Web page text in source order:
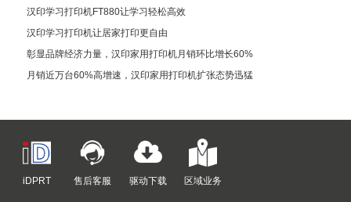
汉印学习打印机FT880让学习轻松高效
汉印学习打印机让居家打印更自由
彰显品牌经济力量，汉印家用打印机月销环比增长60%
月销近万台60%高增速，汉印家用打印机扩张态势迅猛
iDPRT 售后客服 驱动下载 区域业务